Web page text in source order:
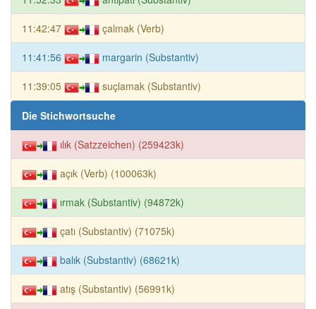
11:42:47 çalmak (Verb)
11:41:56 margarin (Substantiv)
11:39:05 suçlamak (Substantiv)
Die Stichwortsuche
ılık (Satzzeichen) (259423k)
açık (Verb) (100063k)
ırmak (Substantiv) (94872k)
çatı (Substantiv) (71075k)
balık (Substantiv) (68621k)
atış (Substantiv) (56991k)